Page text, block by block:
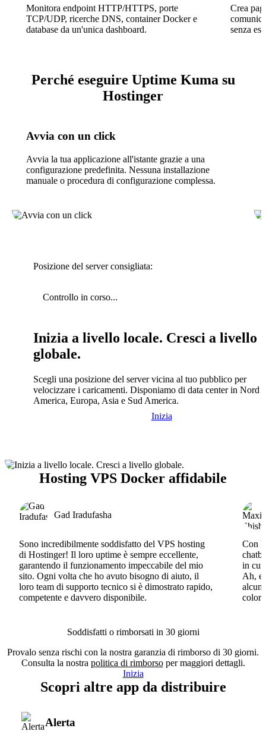
Monitora endpoint HTTP/HTTPS, porte
TCP/UDP, ricerche DNS, container Docker e
database da un'unica dashboard.
Crea
senza
Perché eseguire Uptime Kuma su
Hostinger
Avvia con un click
Avvia la tua applicazione all'istante grazie a una
configurazione predefinita. Nessuna installazione
manuale o procedura di configurazione complessa.
Posizione del server consigliata:
Controllo in corso...
Inizia a livello locale. Cresci a livello
globale.
Scegli una posizione del server vicina al tuo pubblico per
velocizzare i caricamenti. Disponiamo di data center in Nord
America, Europa, Asia e Sud America.
Inizia
Hosting VPS Docker affidabile
Gad Iradufasha
Sono incredibilmente soddisfatto del VPS hosting
di Hostinger! Il loro uptime è sempre eccellente,
garantendo il funzionamento impeccabile del mio
sito. Ogni volta che ho avuto bisogno di aiuto, il
loro team di supporto tecnico si è dimostrato rapido,
competente e davvero disponibile.
Con
in cui
Ah, e
alcun
Soddisfatti o rimborsati in 30 giorni
Provalo senza rischi con la nostra garanzia di rimborso di 30 giorni.
Consulta la nostra politica di rimborsoper maggiori dettagli.
Inizia
Scopri altre app da distribuire
Alerta